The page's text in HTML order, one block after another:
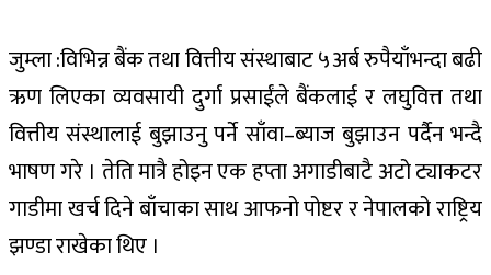
जुम्ला :विभिन्न बैंक तथा वित्तीय संस्थाबाट ५अर्ब रुपैयाँभन्दा बढी
ऋण लिएका व्यवसायी दुर्गा प्रसाईंले बैंकलाई र लघुवित्त तथा
वित्तीय संस्थालाई बुझाउनु पर्ने साँवा–ब्याज बुझाउन पर्दैन भन्दै
भाषण गरे । तेति मात्रै होइन एक हप्ता अगाडीबाटै अटो ट्याकटर
गाडीमा खर्च दिने बाँचाका साथ आफनो पोष्टर र नेपालको राष्ट्रिय
झण्डा राखेका थिए ।